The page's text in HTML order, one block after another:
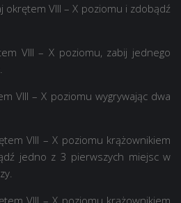
VIII – X poziomu i zdobądź
VIII – X poziomu, zabij jednego
VIII – X poziomu wygrywając dwa
VIII – X poziomu krążownikiem
jedno z 3 pierwszych miejsc w
VIII – X poziomu krążownikiem